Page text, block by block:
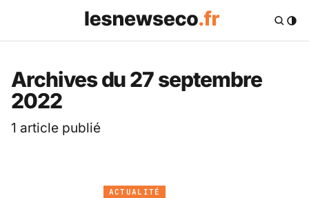
Les News Eco .fr —
Archives du 27 septembre
2022
1 article publié
ACTUALITÉ